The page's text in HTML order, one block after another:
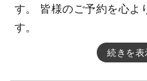
す。 皆様のご予約を心よ
す。
続きを表